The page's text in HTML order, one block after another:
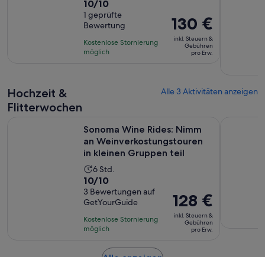
Aktivität
dauert
1
Stunde
und
10.0
von
10,
basierend
auf
10/10
1 geprüfte
Bewertung
Kostenlose Stornierung
möglich
Der
Preis
beträgt
130 €
130 €
inkl. Steuern &
Gebühren
pro Erw.
Hochzeit &
Flitterwochen
Alle 3 Aktivitäten anzeigen
Sonoma Wine Rides: Nimm
an Weinverkostungstouren
in kleinen Gruppen teil
Die
Aktivität
dauert
6
Stunden
6 Std.
10.0
von
10,
basierend
auf
Bewertungen.
10/10
3 Bewertungen auf
GetYourGuide
Kostenlose Stornierung
möglich
Der
Preis
beträgt
128 €
128 €
inkl. Steuern &
Gebühren
pro Erw.